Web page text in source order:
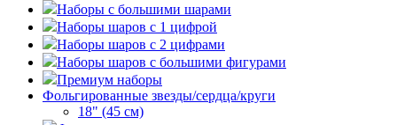
Наборы с большими шарами
Наборы шаров с 1 цифрой
Наборы шаров с 2 цифрами
Наборы шаров с большими фигурами
Премиум наборы
Фольгированные звезды/сердца/круги
18" (45 см)